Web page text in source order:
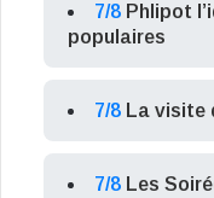
7/8 Phlipot
populaires
7/8 La visite
7/8 Les